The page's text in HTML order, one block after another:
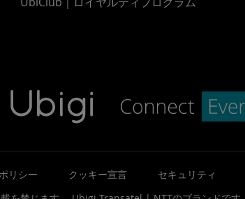
リシー クッキー宣言 セキュリティ